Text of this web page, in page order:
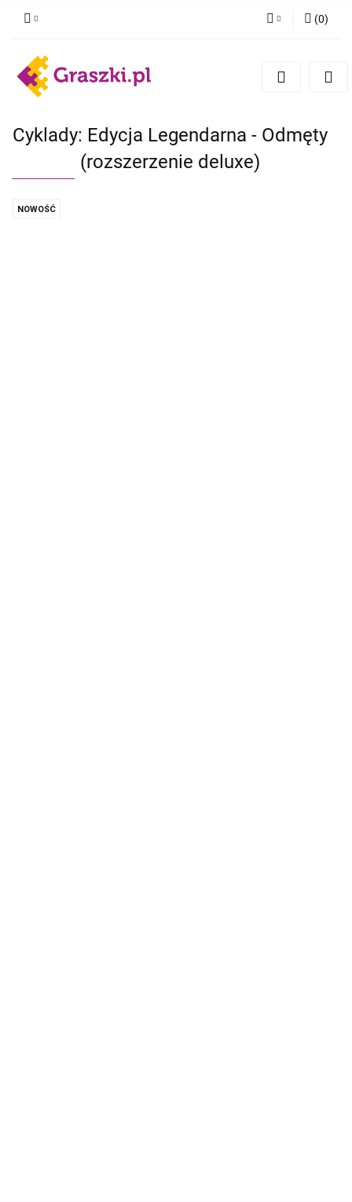
Zarejestruj się
Zgody cookies
(0)
Cyklady: Edycja Legendarna - Odmęty
(rozszerzenie deluxe)
NOWOŚĆ